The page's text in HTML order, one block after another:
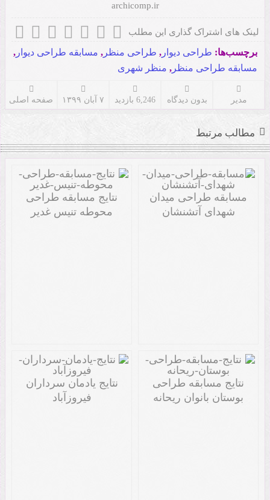
archicomp.ir
لینک های اشتراک گذاری این مطلب
برچسب‌ها: طراحی دیوار , طراحی منظر , مسابقه طراحی دیوار ,
مسابقه طراحی منظر , منظر شهری
مدیر بدون دیدگاه 6,246 بازدید ۷ آبان ۱۳۹۹ صفحه اصلی
مطالب مرتبط
مسابقه طراحی میدان
شهدای آتشنشان
نتایج مسابقه طراحی
محوطه تنیس غدیر
نتایج مسابقه طراحی
بوستان بانوان ریحانه
نتایج یادمان سرداران
فیروزآباد